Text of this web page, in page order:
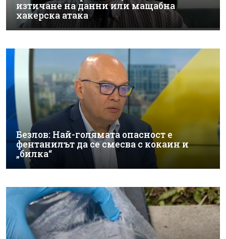
изтичане на данни или мащабна
хакерска атака
Безлов: Най-голямата опасност е
фентанилът да се смесва с кокаин и
„билка“